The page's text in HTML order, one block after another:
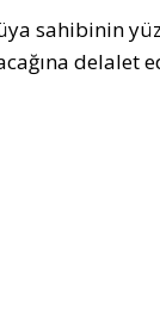
sahibinin
delalet